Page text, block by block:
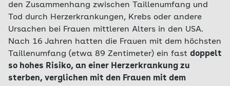
den Zusammenhang zwischen Taillenumfang und
Tod durch Herzerkrankungen, Krebs oder andere
Ursachen bei Frauen mittleren Alters in den USA.
Nach 16 Jahren hatten die Frauen mit dem höchsten
Taillenumfang (etwa 89 Zentimeter) ein fast doppelt
so hohes Risiko, an einer Herzerkrankung zu
sterben, verglichen mit den Frauen mit dem